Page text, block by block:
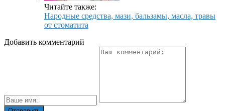
Читайте также:
Народные средства, мази, бальзамы, масла, травы
от стоматита
Добавить комментарий